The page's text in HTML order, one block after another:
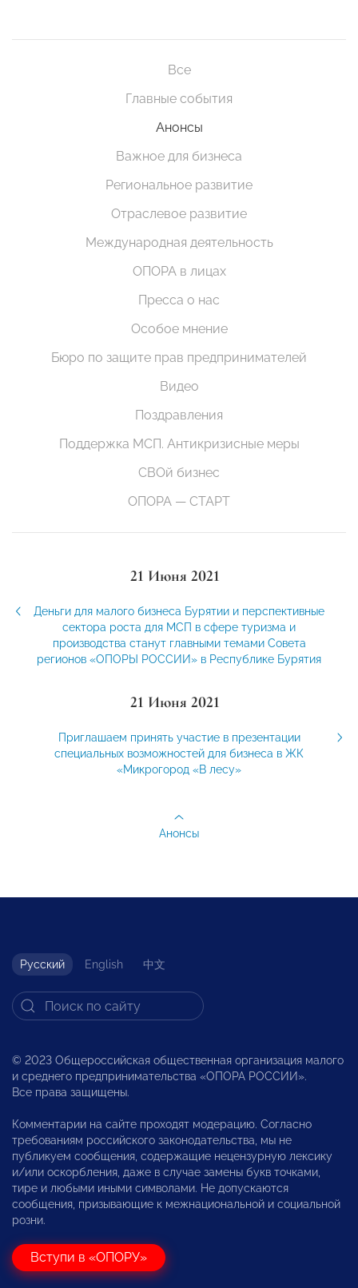
Все
Главные события
Анонсы
Важное для бизнеса
Региональное развитие
Отраслевое развитие
Международная деятельность
ОПОРА в лицах
Пресса о нас
Особое мнение
Бюро по защите прав предпринимателей
Видео
Поздравления
Поддержка МСП. Антикризисные меры
СВОй бизнес
ОПОРА — СТАРТ
21 Июня 2021
Деньги для малого бизнеса Бурятии и перспективные
сектора роста для МСП в сфере туризма и
производства станут главными темами Совета
регионов «ОПОРЫ РОССИИ» в Республике Бурятия
21 Июня 2021
Приглашаем принять участие в презентации
специальных возможностей для бизнеса в ЖК
«Микрогород «В лесу»
Анонсы
Русский English 中文
© 2023 Общероссийская общественная организация малого
и среднего предпринимательства «ОПОРА РОССИИ».
Все права защищены.
Комментарии на сайте проходят модерацию. Согласно
требованиям российского законодательства, мы не
публикуем сообщения, содержащие нецензурную лексику
и/или оскорбления, даже в случае замены букв точками,
тире и любыми иными символами. Не допускаются
сообщения, призывающие к межнациональной и социальной
розни.
Вступи в «ОПОРУ»